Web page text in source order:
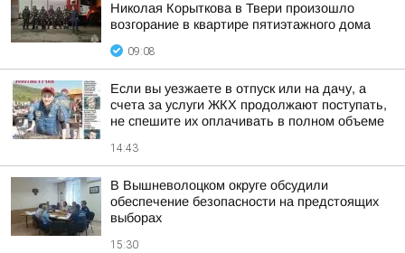
Николая Корыткова в Твери произошло
возгорание в квартире пятиэтажного дома
09:08
Если вы уезжаете в отпуск или на дачу, а
счета за услуги ЖКХ продолжают поступать,
не спешите их оплачивать в полном объеме
14:43
В Вышневолоцком округе обсудили
обеспечение безопасности на предстоящих
выборах
15:30